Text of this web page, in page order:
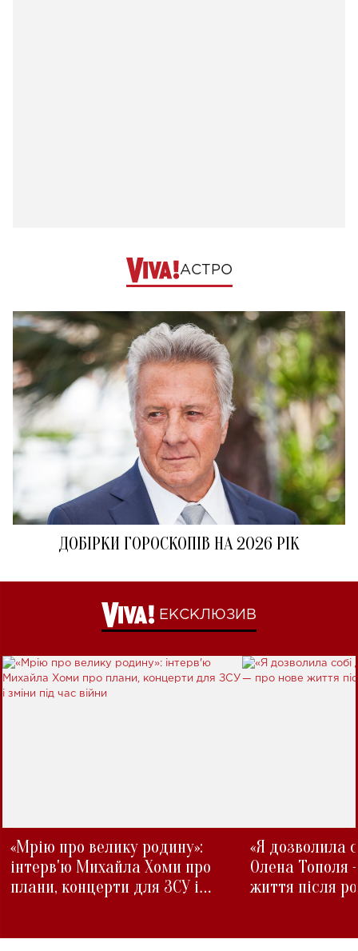
АСТРО
ДОБІРКИ ГОРОСКОПІВ НА 2026 РІК
ЕКСКЛЮЗИВ
«Мрію про велику родину»:
інтерв'ю Михайла Хоми про
плани, концерти для ЗСУ і
«Я дозволила
Олена Тополя
життя після